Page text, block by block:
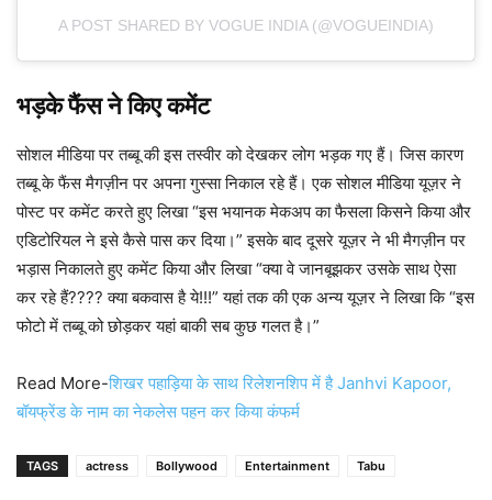
A POST SHARED BY VOGUE INDIA (@VOGUEINDIA)
भड़के फैंस ने किए कमेंट
सोशल मीडिया पर तब्बू की इस तस्वीर को देखकर लोग भड़क गए हैं। जिस कारण
तब्बू के फैंस मैगज़ीन पर अपना गुस्सा निकाल रहे हैं। एक सोशल मीडिया यूज़र ने
पोस्ट पर कमेंट करते हुए लिखा “इस भयानक मेकअप का फैसला किसने किया और
एडिटोरियल ने इसे कैसे पास कर दिया।” इसके बाद दूसरे यूज़र ने भी मैगज़ीन पर
भड़ास निकालते हुए कमेंट किया और लिखा “क्या वे जानबूझकर उसके साथ ऐसा
कर रहे हैं???? क्या बकवास है ये!!!” यहां तक की एक अन्य यूज़र ने लिखा कि “इस
फोटो में तब्बू को छोड़कर यहां बाकी सब कुछ गलत है।”
Read More-शिखर पहाड़िया के साथ रिलेशनशिप में है Janhvi Kapoor,
बॉयफ्रेंड के नाम का नेकलेस पहन कर किया कंफर्म
TAGS actress Bollywood Entertainment Tabu